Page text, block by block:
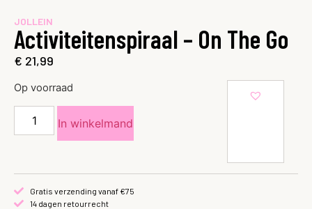
JOLLEIN
Activiteitenspiraal – On The Go
€ 21,99
Op voorraad
In winkelmand
Gratis verzending vanaf €75
14 dagen retourrecht